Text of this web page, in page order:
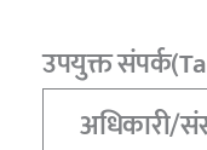
उपयुक्त
अधिकारी/